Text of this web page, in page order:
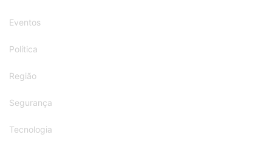
Eventos
Política
Região
Segurança
Tecnologia